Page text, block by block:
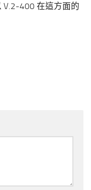
V.2-400 在這方面的